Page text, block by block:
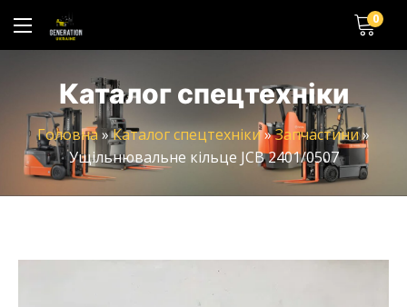
0
Каталог спецтехніки
Головна»Каталог спецтехніки»Запчастини»
Ущільнювальне кільце JCB 2401/0507